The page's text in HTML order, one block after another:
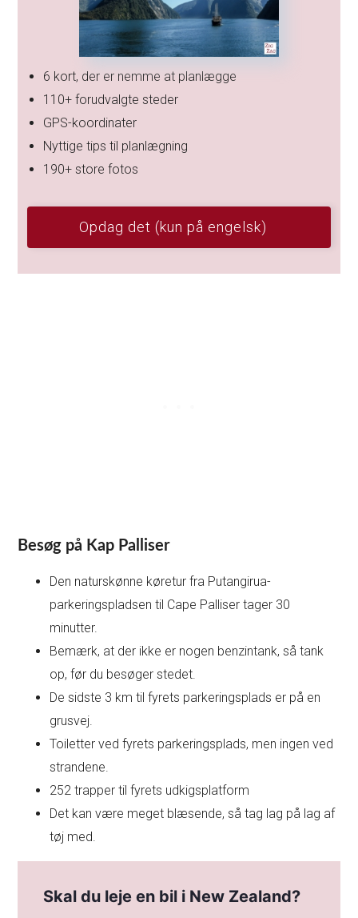
6 kort, der er nemme at planlægge
110+ forudvalgte steder
GPS-koordinater
Nyttige tips til planlægning
190+ store fotos
Opdag det (kun på engelsk)
Besøg på Kap Palliser
Den naturskønne køretur fra Putangirua-
parkeringspladsen til Cape Palliser tager 30
minutter.
Bemærk, at der ikke er nogen benzintank, så tank
op, før du besøger stedet.
De sidste 3 km til fyrets parkeringsplads er på en
grusvej.
Toiletter ved fyrets parkeringsplads, men ingen ved
strandene.
252 trapper til fyrets udkigsplatform
Det kan være meget blæsende, så tag lag på lag af
tøj med.
Skal du leje en bil i New Zealand?